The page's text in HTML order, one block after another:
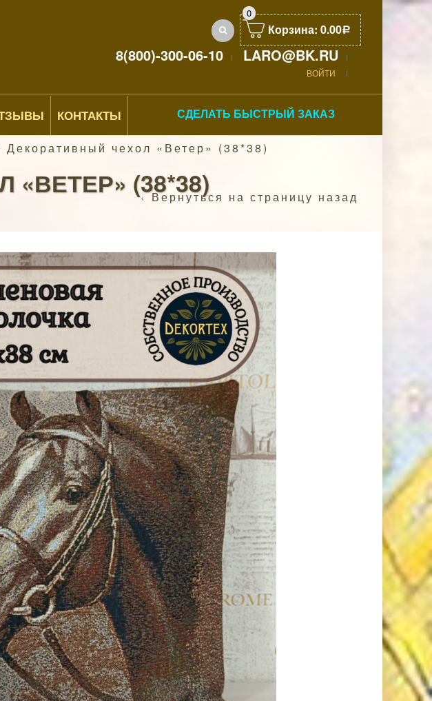
0
Корзина: 0.00Р
8(800)-300-06-10 LARO@BK.RU
ВОЙТИ
КОНТАКТЫ СДЕЛАТЬ БЫСТРЫЙ ЗАКАЗ
Декоративный чехол «Ветер» (38*38)
(38*38)
Вернуться на страницу назад